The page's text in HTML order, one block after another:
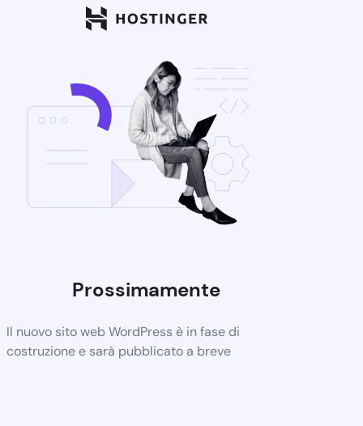
Prossimamente
Il nuovo sito web WordPress è in fase di
costruzione e sarà pubblicato a breve